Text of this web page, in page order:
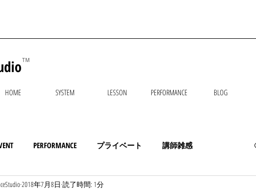
TM
HOME SYSTEM LESSON PERFORMANCE BLOG
PERFORMANCE プライベート 講師雑感
2018年7月8日 読了時間: 1分